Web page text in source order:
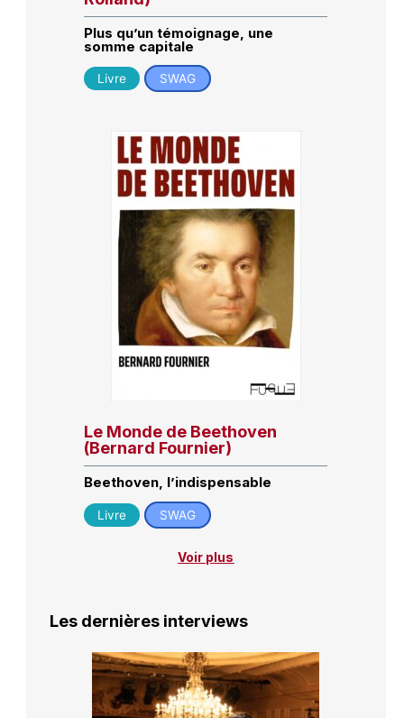
Plus qu’un témoignage, une
somme capitale
Livre SWAG
Le Monde de Beethoven
(Bernard Fournier)
Beethoven, l’indispensable
Livre SWAG
Voir plus
Les dernières interviews